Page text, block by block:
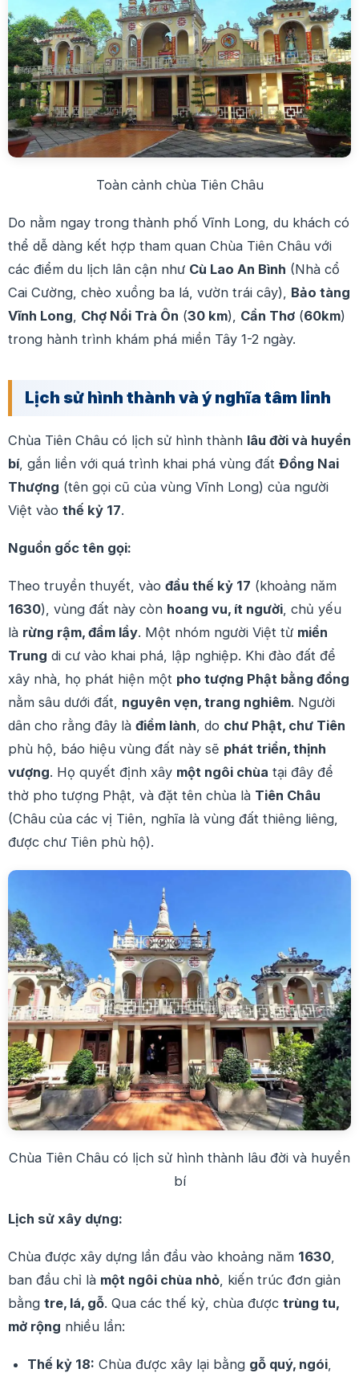
Toàn cảnh chùa Tiên Châu
Do nằm ngay trong thành phố Vĩnh Long, du khách có
thể dễ dàng kết hợp tham quan Chùa Tiên Châu với
các điểm du lịch lân cận như Cù Lao An Bình (Nhà cổ
Cai Cường, chèo xuồng ba lá, vườn trái cây), Bảo tàng
Vĩnh Long, Chợ Nổi Trà Ôn (30 km), Cần Thơ (60km)
trong hành trình khám phá miền Tây 1-2 ngày.
Lịch sử hình thành và ý nghĩa tâm linh
Chùa Tiên Châu có lịch sử hình thành lâu đời và huyền
bí, gắn liền với quá trình khai phá vùng đất Đồng Nai
Thượng (tên gọi cũ của vùng Vĩnh Long) của người
Việt vào thế kỷ 17.
Nguồn gốc tên gọi:
Theo truyền thuyết, vào đầu thế kỷ 17 (khoảng năm
1630), vùng đất này còn hoang vu, ít người, chủ yếu
là rừng rậm, đầm lầy. Một nhóm người Việt từ miền
Trung di cư vào khai phá, lập nghiệp. Khi đào đất để
xây nhà, họ phát hiện một pho tượng Phật bằng đồng
nằm sâu dưới đất, nguyên vẹn, trang nghiêm. Người
dân cho rằng đây là điềm lành, do chư Phật, chư Tiên
phù hộ, báo hiệu vùng đất này sẽ phát triển, thịnh
vượng. Họ quyết định xây một ngôi chùa tại đây để
thờ pho tượng Phật, và đặt tên chùa là Tiên Châu
(Châu của các vị Tiên, nghĩa là vùng đất thiêng liêng,
được chư Tiên phù hộ).
Chùa Tiên Châu có lịch sử hình thành lâu đời và huyền
bí
Lịch sử xây dựng:
Chùa được xây dựng lần đầu vào khoảng năm 1630,
ban đầu chỉ là một ngôi chùa nhỏ, kiến trúc đơn giản
bằng tre, lá, gỗ. Qua các thế kỷ, chùa được trùng tu,
mở rộng nhiều lần:
Thế kỷ 18: Chùa được xây lại bằng gỗ quý, ngói,